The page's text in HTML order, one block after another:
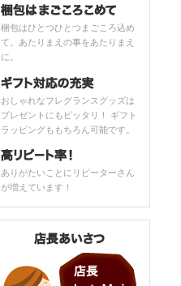
梱包はひとつひとつまごころ込め
て。あたりまえの事をあたりまえ
に。
おしゃれなフレグランスグッズは
プレゼントにもピッタリ！ ギフト
ラッピングももちろん可能です。
ありがたいことにリピーターさん
が増えています！